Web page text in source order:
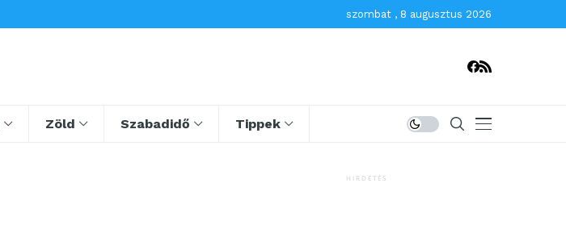
szombat , 8 augusztus 2026
Zöld Szabadidő Tippek
HIRDETÉS